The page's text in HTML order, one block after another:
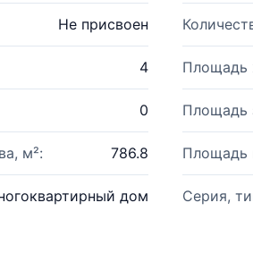
Не присвоен
4 Площадь
0 Площадь
м²: 786.8 Площадь
дом Серия,